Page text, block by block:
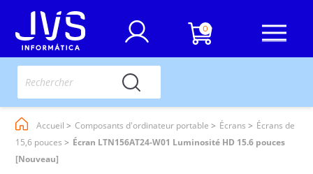
0
Accueil Composants d'ordinateur portable Écrans
Écrans de
15,6 pouces
Écran LTN156AT24-W01 Luminosité HD 15.6 pouces
[Nouveau]